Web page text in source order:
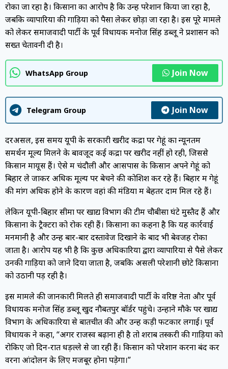
रोका जा रहा है। किसानों का आरोप है कि उन्हें परेशान किया जा रहा है,
जबकि व्यापारियों की गाड़ियों को पैसा लेकर छोड़ा जा रहा है। इस पूरे मामले
को लेकर समाजवादी पार्टी के पूर्व विधायक मनोज सिंह डब्लू ने प्रशासन को
सख्त चेतावनी दी है।
WhatsApp Group Join Now
Telegram Group Join Now
दरअसल, इस समय यूपी के सरकारी खरीद केंद्रों पर गेहूं का न्यूनतम
समर्थन मूल्य मिलने के बावजूद कई केंद्रों पर खरीद नहीं हो रही, जिससे
किसान मायूस हैं। ऐसे में चंदौली और आसपास के किसान अपने गेहूं को
बिहार ले जाकर अधिक मूल्य पर बेचने की कोशिश कर रहे हैं। बिहार में गेहूं
की मांग अधिक होने के कारण वहां की मंडियों में बेहतर दाम मिल रहे हैं।
लेकिन यूपी-बिहार सीमा पर खाद्य विभाग की टीमें चौबीसों घंटे मुस्तैद हैं और
किसानों के ट्रैक्टरों को रोक रही हैं। किसानों का कहना है कि यह कार्रवाई
मनमानी है और उन्हें बार-बार दस्तावेज दिखाने के बाद भी बेवजह रोका
जाता है। आरोप यह भी है कि कुछ अधिकारियों द्वारा व्यापारियों से पैसे लेकर
उनकी गाड़ियों को जाने दिया जाता है, जबकि असली परेशानी छोटे किसानों
को उठानी पड़ रही है।
इस मामले की जानकारी मिलते ही समाजवादी पार्टी के वरिष्ठ नेता और पूर्व
विधायक मनोज सिंह डब्लू खुद नौबतपुर बॉर्डर पहुंचे। उन्होंने मौके पर खाद्य
विभाग के अधिकारियों से बातचीत की और उन्हें कड़ी फटकार लगाई। पूर्व
विधायक ने कहा, “अगर राजस्व बढ़ाना ही है तो शराब तस्करी की गाड़ियों को
रोकिए जो दिन-रात धड़ल्ले से जा रही हैं। किसान को परेशान करना बंद करें
वरना आंदोलन के लिए मजबूर होना पड़ेगा।”